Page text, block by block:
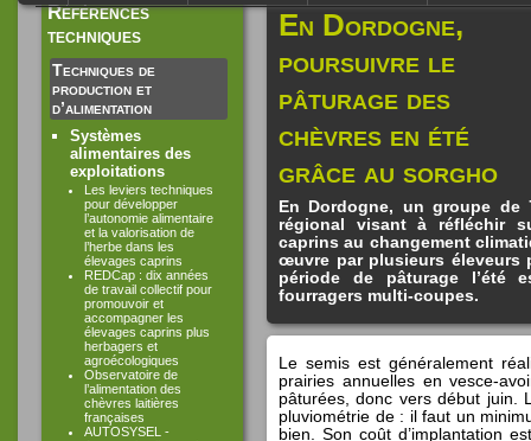
Références
techniques
Techniques de
production et
d’alimentation
Systèmes
alimentaires des
exploitations
Les leviers techniques
pour développer
l’autonomie alimentaire
et la valorisation de
l’herbe dans les
élevages caprins
REDCap : dix années
de travail collectif pour
promouvoir et
accompagner les
élevages caprins plus
herbagers et
agroécologiques
Observatoire de
l’alimentation des
chèvres laitières
françaises
AUTOSYSEL -
En Dordogne,
poursuivre le
pâturage des
chèvres en été
grâce au sorgho
En Dordogne, un groupe
régional visant à réfléchir
caprins au changement
œuvre par plusieurs éleveurs
période de pâturage l’été
fourragers multi-coupes.
Le semis est généralement
prairies annuelles en vesce-
pâturées, donc vers début juin.
pluviométrie de : il faut un
bien. Son coût d’implantation